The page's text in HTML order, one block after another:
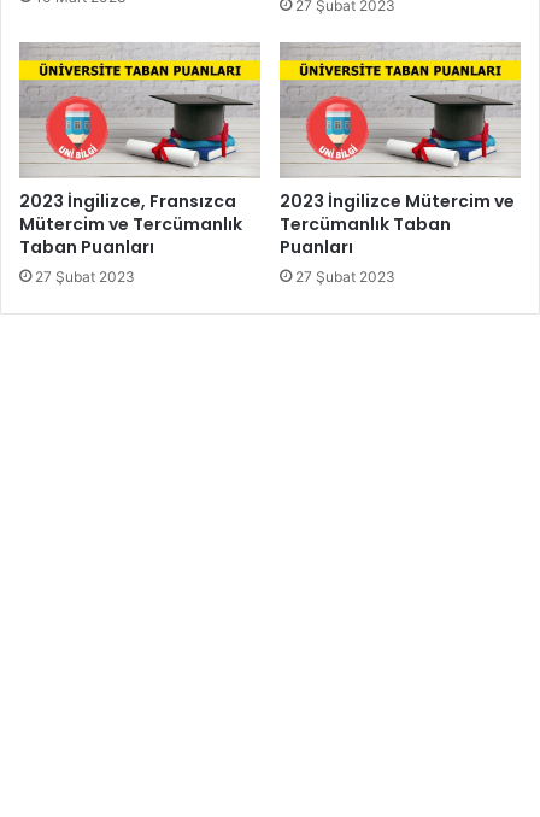
27 Şubat 2023
2023 İngilizce, Fransızca
Mütercim ve Tercümanlık
Taban Puanları
27 Şubat 2023
2023 İngilizce Mütercim ve
Tercümanlık Taban
Puanları
27 Şubat 2023